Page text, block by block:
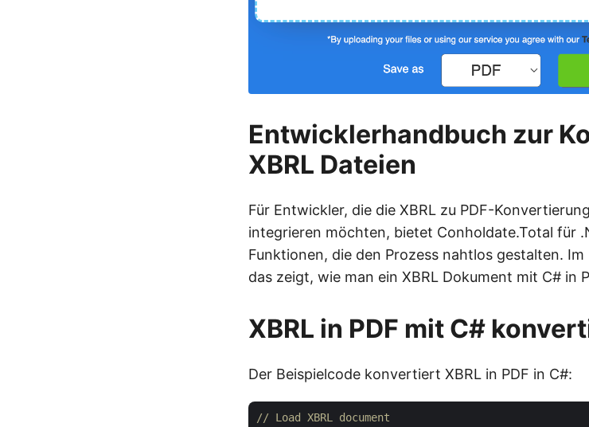
Entwicklerhandbuch zur
XBRL Dateien
Für Entwickler, die die XBRL zu PDF-
integrieren möchten, bietet Conholdate.Total für
Funktionen, die den Prozess nahtlos gestalten.
das zeigt, wie man ein XBRL Dokument mit C# in
XBRL in PDF mit C#
Der Beispielcode konvertiert XBRL in PDF in C#:
// Load XBRL document